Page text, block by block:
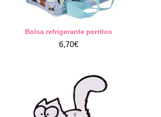
Bolsa refrigerante perritos
6,70€